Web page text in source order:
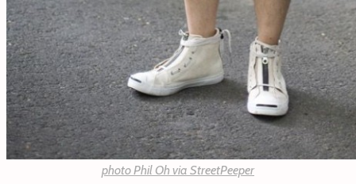
photo Phil Oh via StreetPeeper